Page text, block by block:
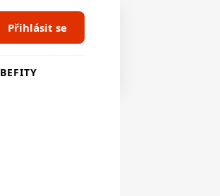
Přihlásit se
BEFITY